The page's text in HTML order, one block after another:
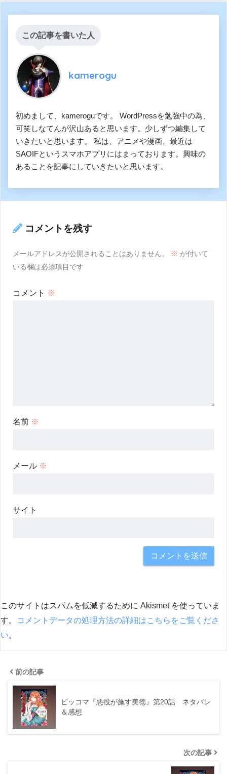
この記事を書いた人
kamerogu
初めまして、kameroguです。 WordPressを勉強中の為、
可笑しなてんが沢山あると思います。少しずつ編集して
いきたいと思います。 私は、アニメや漫画、最近は
SAOIFというスマホアプリにはまっております。興味の
あることを記事にしていきたいと思います。
コメントを残す
メールアドレスが公開されることはありません。 ※ が付いて
いる欄は必須項目です
コメント ※
名前 ※
メール ※
サイト
このサイトはスパムを低減するために Akismet を使っていま
す。
コメントデータの処理方法の詳細はこちらをご覧くださ
い。
前の記事
ピッコマ『悪役が施す美徳』第20話 ネタバレ
＆感想
次の記事